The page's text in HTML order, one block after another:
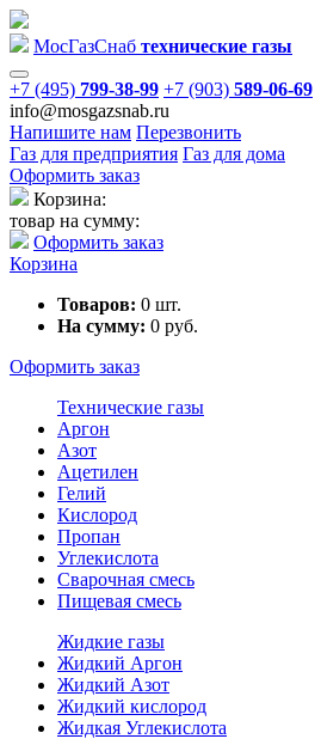
МосГазСнаб технические газы
+7 (495) 799-38-99 +7 (903) 589-06-69
info@mosgazsnab.ru
Напишите нам Перезвонить
Газ для предприятия Газ для дома
Оформить заказ
Корзина:
товар на сумму:
Оформить заказ
Корзина
Товаров: 0 шт.
На сумму: 0 руб.
Оформить заказ
Технические газы
Аргон
Азот
Ацетилен
Гелий
Кислород
Пропан
Углекислота
Сварочная смесь
Пищевая смесь
Жидкие газы
Жидкий Аргон
Жидкий Азот
Жидкий кислород
Жидкая Углекислота